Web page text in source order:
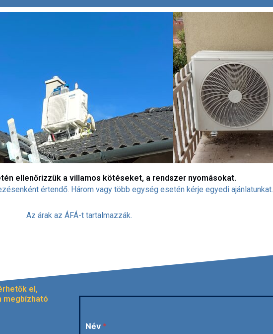
ellenőrizzük a villamos kötéseket, a rendszer nyomásokat.
értendő. Három vagy több egység esetén kérje egyedi ajánlatunkat.
Az árak az ÁFÁ-t tartalmazzák.
el,
megbízható
Név *